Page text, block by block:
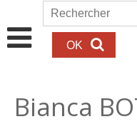
Aller au contenu principal
Rechercher
Bianca